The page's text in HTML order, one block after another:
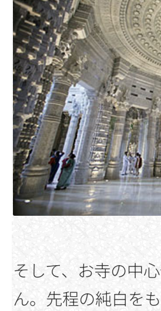
そして、お寺の中
ん。先程の純白を